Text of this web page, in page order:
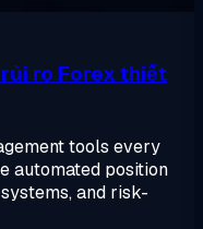
ro Forex thiết
tools every
automated position
and risk-